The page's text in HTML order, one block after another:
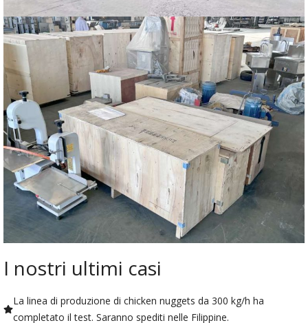
I nostri ultimi casi
La linea di produzione di chicken nuggets da 300 kg/h ha
completato il test. Saranno spediti nelle Filippine.